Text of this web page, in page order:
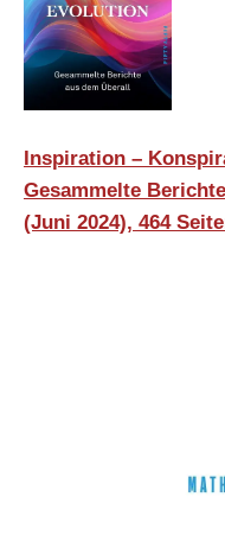
Inspiration –
Gesammelte
(Juni 2024), 464